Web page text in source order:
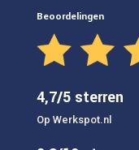
Beoordelingen
4,7/5 sterren
Op Werkspot.nl